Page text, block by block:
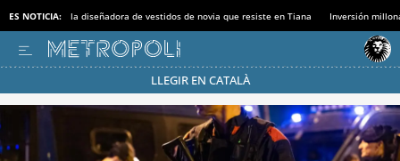
ES NOTICIA: la diseñadora de vestidos de novia que resiste en Tiana Inversión
LLEGIR EN CATALÀ
Pásate al MODO AHORRO